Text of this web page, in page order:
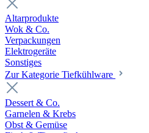
Altarprodukte
Wok & Co.
Verpackungen
Elektrogeräte
Sonstiges
Zur Kategorie Tiefkühlware
Dessert & Co.
Garnelen & Krebs
Obst & Gemüse